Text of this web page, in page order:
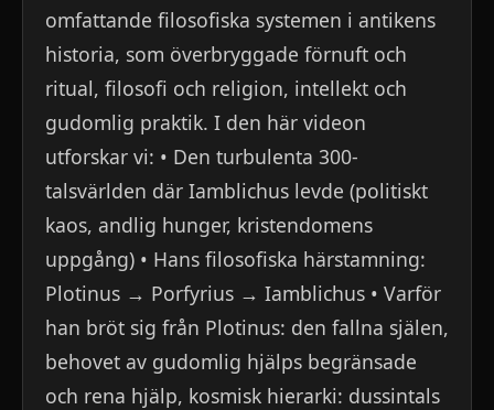
omfattande filosofiska systemen i antikens
historia, som överbryggade förnuft och
ritual, filosofi och religion, intellekt och
gudomlig praktik. I den här videon
utforskar vi: • Den turbulenta 300-
talsvärlden där Iamblichus levde (politiskt
kaos, andlig hunger, kristendomens
uppgång) • Hans filosofiska härstamning:
Plotinus → Porfyrius → Iamblichus • Varför
han bröt sig från Plotinus: den fallna själen,
behovet av gudomlig hjälps begränsade
och rena hjälp, kosmisk hierarki: dussintals